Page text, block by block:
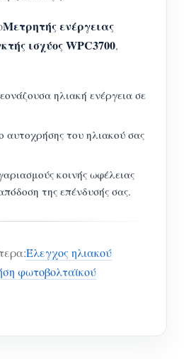
Μετρητής ενέργειας
ισχύος WPC3700,
ηλιακή ενέργεια σε
αυτοχρήσης του ηλιακού σας
κοινής ωφέλειας
της επένδυσής σας.
Έλεγχος ηλιακού
φωτοβολταϊκού